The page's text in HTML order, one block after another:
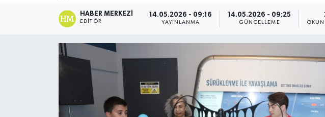
HABER MERKEZI
EDITÖR
14.05.2026 - 09:16
YAYINLANMA
14.05.2026 - 09:25
GÜNCELLEME